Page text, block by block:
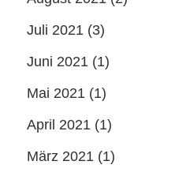
Juli 2021 (3)
Juni 2021 (1)
Mai 2021 (1)
April 2021 (1)
März 2021 (1)